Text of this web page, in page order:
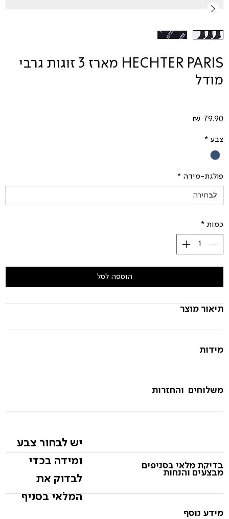
HECHTER PARIS מארז 3 זוגות גרבי
מודל
צבע *
פולגת-מידה *
כמות *
הוספה לסל
תיאור מוצר
מידות
משלוחים והחזרות
יש לבחור צבע
ומידה בכדי
לבדוק את
המלאי בסניף
בדיקת מלאי בסניפים
מבצעים והנחות
מידע נוסף